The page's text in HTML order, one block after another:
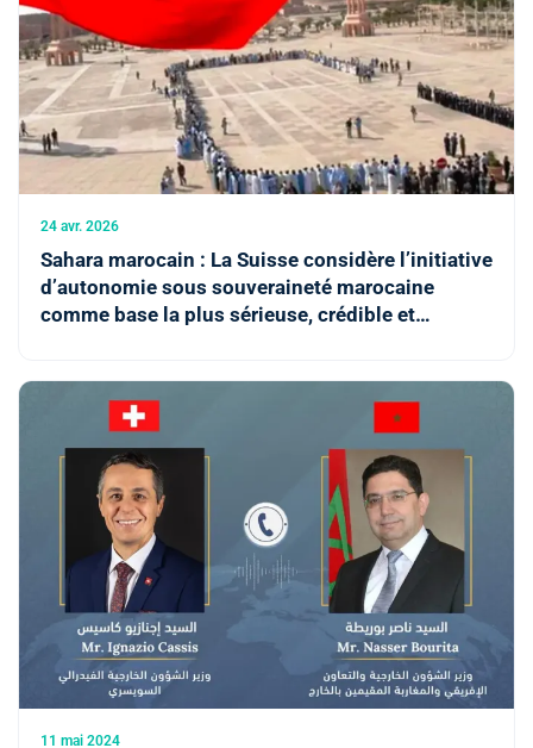
24 avr. 2026
Sahara marocain : La Suisse considère l’initiative
d’autonomie sous souveraineté marocaine
comme base la plus sérieuse, crédible et
11 mai 2024